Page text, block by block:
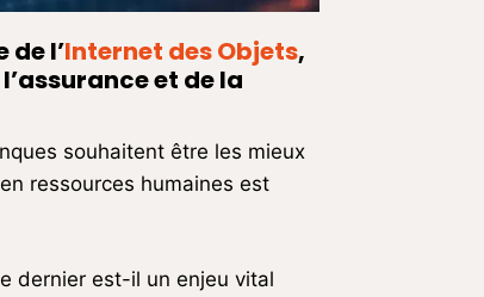
de l’Internet des Objets,
et de la
souhaitent être les mieux
ressources humaines est
dernier est-il un enjeu vital